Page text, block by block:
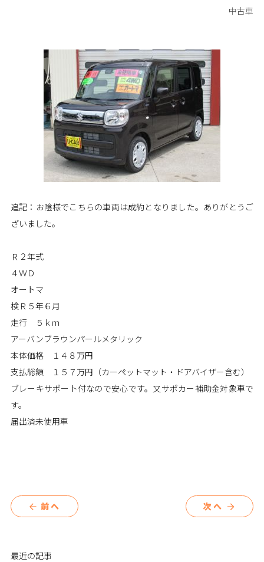
中古車
追記：お陰様でこちらの車両は成約となりました。ありがとうご
ざいました。
Ｒ２年式
４ＷＤ
オートマ
検Ｒ５年６月
走行 ５ｋｍ
アーバンブラウンパールメタリック
本体価格 １４８万円
支払総額 １５７万円（カーペットマット・ドアバイザー含む）
ブレーキサポート付なので安心です。又サポカー補助金対象車で
す。
届出済未使用車
arrow_back 前へ 次へ arrow_forward
最近の記事